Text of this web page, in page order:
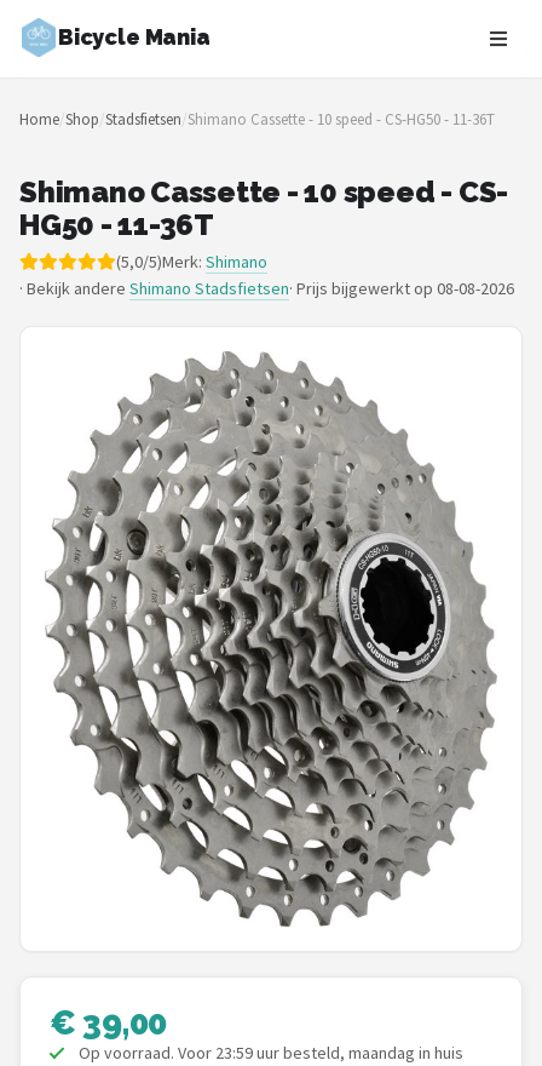
Bicycle Mania
Zoeken
NAVIGATIE
Merken
Blog
Kinderfietsen
Stadsfietsen
Elektrische fietsen
Mountainbikes
Shop
POPULAIRE MERKEN
Basil
Volare
New Looxs
BBB Cycling
Home/Shop/Stadsfietsen/Shimano Cassette - 10 speed - CS-HG50 - 11-36T
Shimano Cassette - 10 speed - CS-
HG50 - 11-36T
(5,0/5)Merk: Shimano
· Bekijk andere Shimano Stadsfietsen· Prijs bijgewerkt op 08-08-2026
€ 39,00
Op voorraad. Voor 23:59 uur besteld, maandag in huis